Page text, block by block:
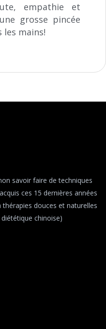
empathie et
grosse pincée
les mains!
savoir faire de techniques
ces 15 dernières années
douces et naturelles
chinoise)